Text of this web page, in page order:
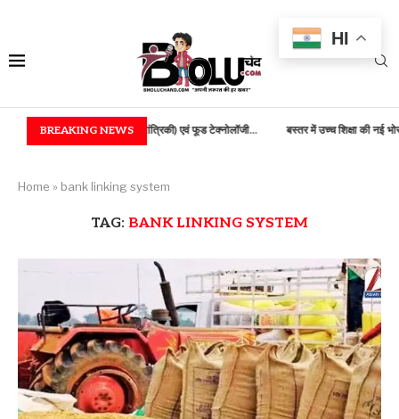
BREAKING NEWS
B.TECH (कृषि अभियांत्रिकी) एवं फूड टेक्नोलॉजी... बस्तर में उच्च शिक्षा की नई भोर, 100...
Home » bank linking system
TAG: BANK LINKING SYSTEM
HI